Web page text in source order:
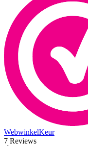
WebwinkelKeur
7 Reviews